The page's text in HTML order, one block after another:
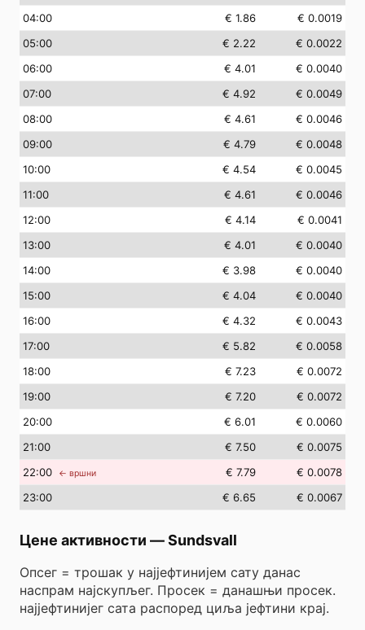
04:00 € 1.86
€ 0.0019
05:00 € 2.22
€ 0.0022
06:00 € 4.01
€ 0.0040
07:00 € 4.92
€ 0.0049
08:00 € 4.61
€ 0.0046
09:00 € 4.79
€ 0.0048
10:00 € 4.54
€ 0.0045
11:00 € 4.61
€ 0.0046
12:00 € 4.14
€ 0.0041
13:00 € 4.01
€ 0.0040
14:00 € 3.98
€ 0.0040
15:00 € 4.04
€ 0.0040
16:00 € 4.32
€ 0.0043
17:00 € 5.82
€ 0.0058
18:00 € 7.23
€ 0.0072
19:00 € 7.20
€ 0.0072
20:00 € 6.01
€ 0.0060
21:00 € 7.50
€ 0.0075
22:00 ← вршни € 7.79
€ 0.0078
23:00 € 6.65 € 0.0067
Цене активности —Sundsvall
Опсег = трошак у најјефтинијем сату данас
наспрам најскупљег. Просек = данашњи просек.
најјефтинијег сата распоред циља јефтини крај.